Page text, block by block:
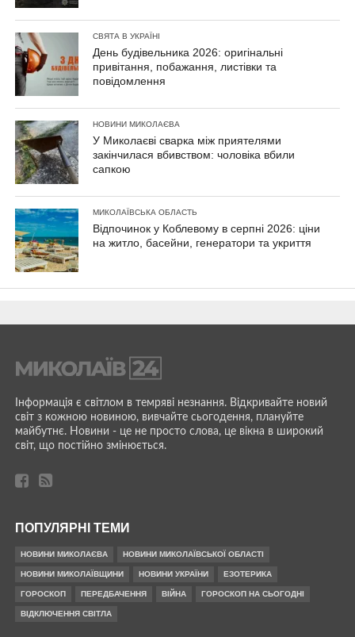
СВЯТА В УКРАЇНІ
День будівельника 2026: оригінальні
привітання, побажання, листівки та
повідомлення
НОВИНИ МИКОЛАЄВА
У Миколаєві сварка між приятелями
закінчилася вбивством: чоловіка вбили
сапкою
МИКОЛАЇВСЬКА ОБЛАСТЬ
Відпочинок у Коблевому в серпні 2026: ціни
на житло, басейни, генератори та укриття
Інформація є світлом в темряві незнання. Відкривайте новий
світ з кожною новиною, вивчайте сьогодення, плануйте
майбутнє. Новини - це не просто слова, це вікна в широкий
світ, що постійно змінюється.
ПОПУЛЯРНІ ТЕМИ
НОВИНИ МИКОЛАЄВА НОВИНИ МИКОЛАЇВСЬКОЇ ОБЛАСТІ
НОВИНИ МИКОЛАЇВЩИНИ НОВИНИ УКРАЇНИ ЕЗОТЕРИКА
ГОРОСКОП ПЕРЕДБАЧЕННЯ ВІЙНА ГОРОСКОП НА СЬОГОДНІ
ВІДКЛЮЧЕННЯ СВІТЛА